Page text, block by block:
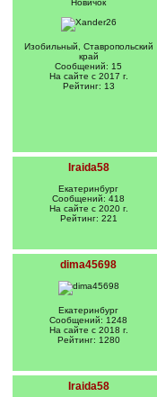
Новичок
Изобильный, Ставропольский
край
Сообщений: 15
На сайте с 2017 г.
Рейтинг: 13
Iraida58
Екатеринбург
Сообщений: 418
На сайте с 2020 г.
Рейтинг: 221
dima45698
Екатеринбург
Сообщений: 1248
На сайте с 2018 г.
Рейтинг: 1280
Iraida58